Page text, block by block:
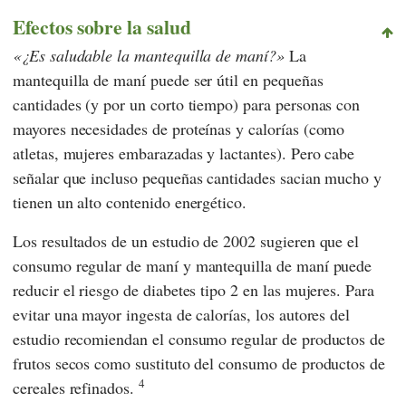
Efectos sobre la salud
¿Es saludable la mantequilla de maní? La
mantequilla de maní puede ser útil en pequeñas
cantidades (y por un corto tiempo) para personas con
mayores necesidades de proteínas y calorías (como
atletas, mujeres embarazadas y lactantes). Pero cabe
señalar que incluso pequeñas cantidades sacian mucho y
tienen un alto contenido energético.
Los resultados de un estudio de 2002 sugieren que el
consumo regular de maní y mantequilla de maní puede
reducir el riesgo de diabetes tipo 2 en las mujeres. Para
evitar una mayor ingesta de calorías, los autores del
estudio recomiendan el consumo regular de productos de
frutos secos como sustituto del consumo de productos de
cereales refinados. 4